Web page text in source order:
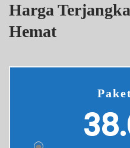
Harga
Hemat